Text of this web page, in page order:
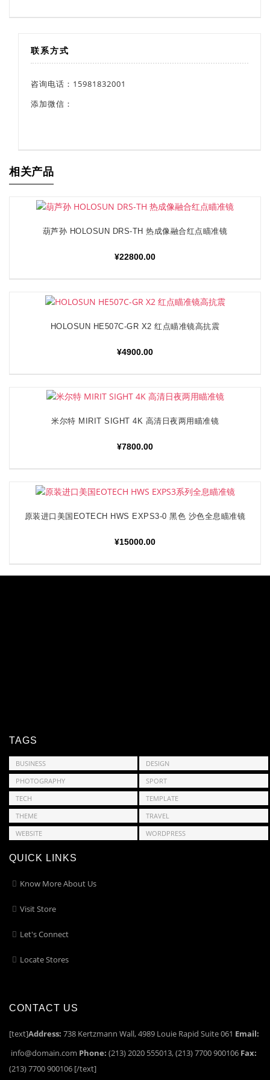
联系方式
咨询电话：15981832001
添加微信：
相关产品
加入购物车
葫芦孙 HOLOSUN DRS-TH 热成像融合红点瞄准镜
¥22800.00
加入购物车
HOLOSUN HE507C-GR X2 红点瞄准镜高抗震
¥4900.00
加入购物车
米尔特 MIRIT SIGHT 4K 高清日夜两用瞄准镜
¥7800.00
加入购物车
原装进口美国EOTECH HWS EXPS3-0 黑色 沙色全息瞄准镜
¥15000.00
TAGS
BUSINESS
DESIGN
PHOTOGRAPHY
SPORT
TECH
TEMPLATE
THEME
TRAVEL
WEBSITE
WORDPRESS
QUICK LINKS
Know More About Us
Visit Store
Let's Connect
Locate Stores
CONTACT US
[text]Address: 738 Kertzmann Wall, 4989 Louie Rapid Suite 061 Email:
info@domain.com Phone: (213) 2020 555013, (213) 7700 900106 Fax:
(213) 7700 900106 [/text]